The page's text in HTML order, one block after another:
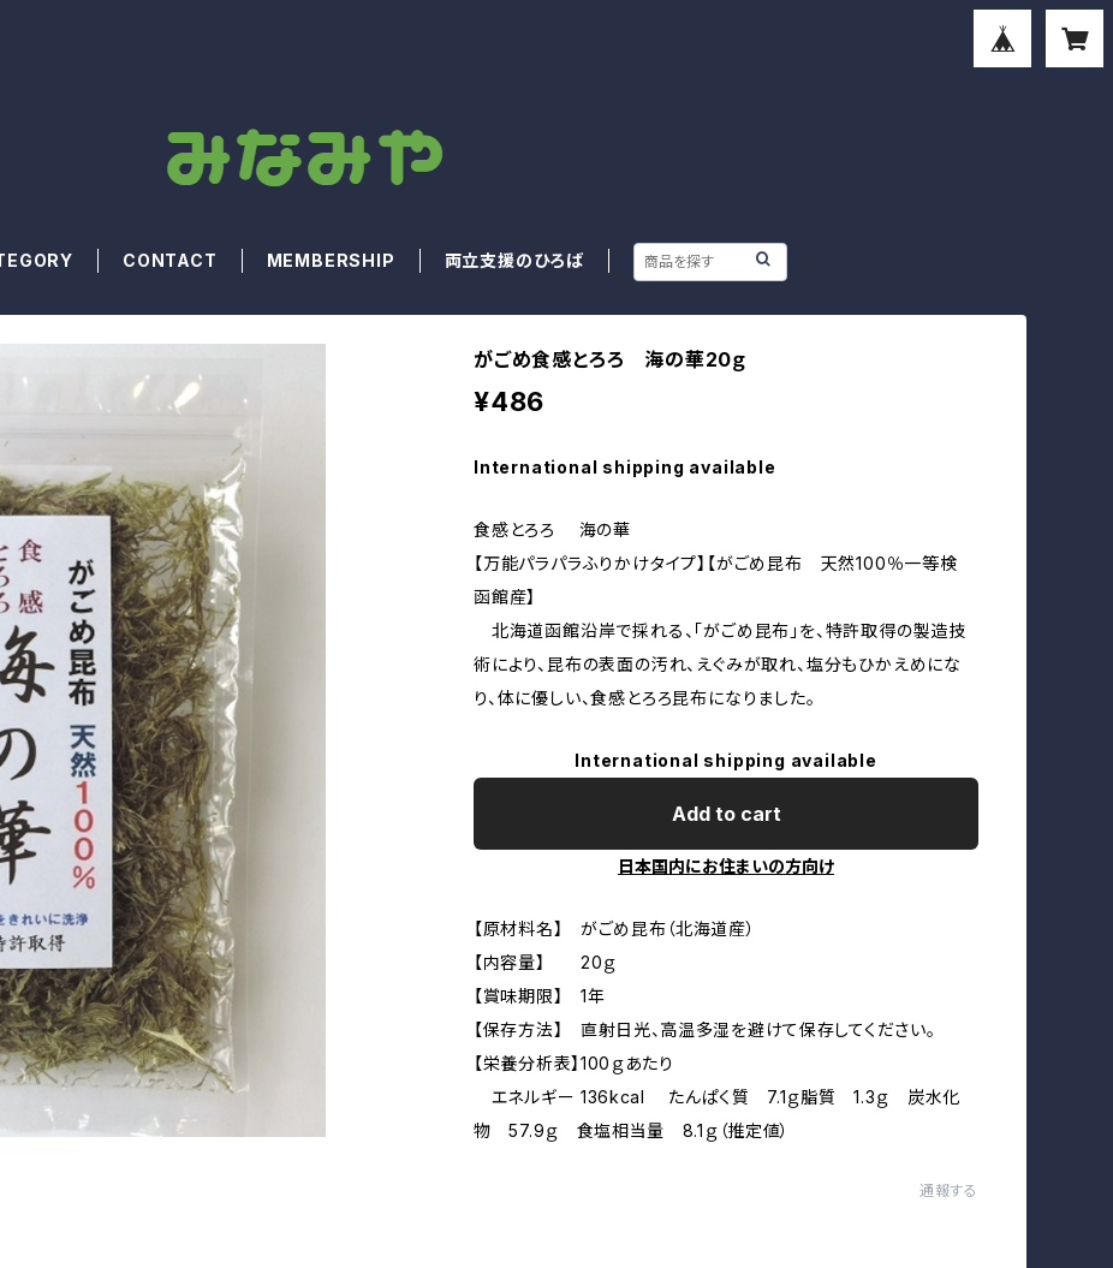
CONTACT MEMBERSHIP 両立支援のひろば
がごめ食感とろろ 海の華20ｇ
¥486
International shipping available
食感とろろ 海の華
【万能パラパラふりかけタイプ】【がごめ昆布 天然100％一等検
函館産】
北海道函館沿岸で採れる、「がごめ昆布」を、特許取得の製造技
術により、昆布の表面の汚れ、えぐみが取れ、塩分もひかえめにな
り、体に優しい、食感とろろ昆布になりました。
International shipping available
Add to cart
日本国内にお住まいの方向け
【原材料名】 がごめ昆布（北海道産）
【内容量】 20ｇ
【賞味期限】 1年
【保存方法】 直射日光、高温多湿を避けて保存してください。
【栄養分析表】100ｇあたり
エネルギー 136kcal たんぱく質 7.1ｇ脂質 1.3ｇ 炭水化
物 57.9ｇ 食塩相当量 8.1ｇ（推定値）
通報する